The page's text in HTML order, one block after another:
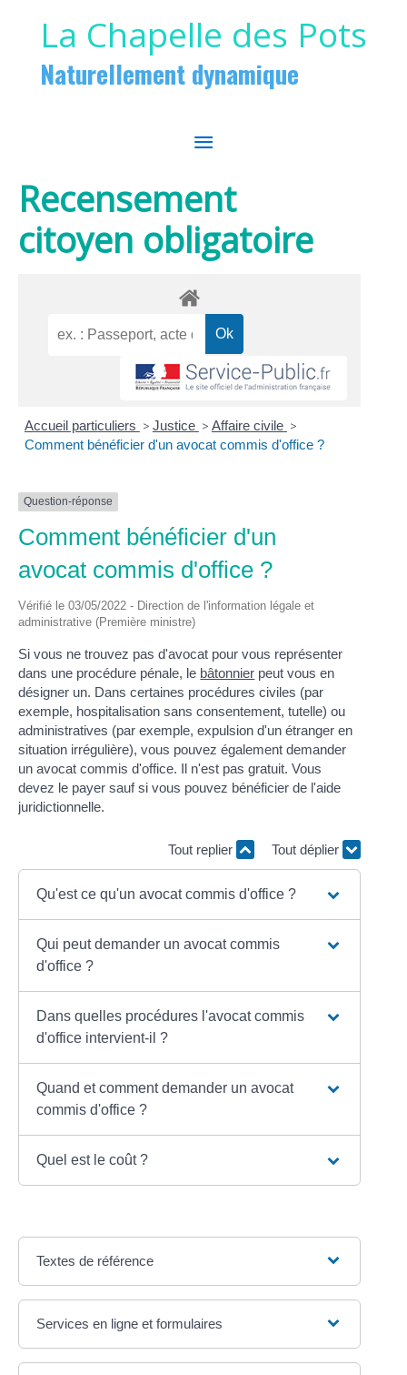
La Chapelle des Pots
Naturellement dynamique
MENU
PRINCIPAL
Recensement
citoyen obligatoire
Accueil particuliers > Justice > Affaire civile >
Comment bénéficier d'un avocat commis d'office ?
Question-réponse
Comment bénéficier d'un
avocat commis d'office ?
Vérifié le 03/05/2022 - Direction de l'information légale et
administrative (Première ministre)
Si vous ne trouvez pas d'avocat pour vous représenter
dans une procédure pénale, le bâtonnier peut vous en
désigner un. Dans certaines procédures civiles (par
exemple, hospitalisation sans consentement, tutelle) ou
administratives (par exemple, expulsion d'un étranger en
situation irrégulière), vous pouvez également demander
un avocat commis d'office. Il n'est pas gratuit. Vous
devez le payer sauf si vous pouvez bénéficier de l'aide
juridictionnelle.
Tout replier Tout déplier
Qu'est ce qu'un avocat commis d'office ?
Qui peut demander un avocat commis
d'office ?
Dans quelles procédures l'avocat commis
d'office intervient-il ?
Quand et comment demander un avocat
commis d'office ?
Quel est le coût ?
Textes de référence
Services en ligne et formulaires